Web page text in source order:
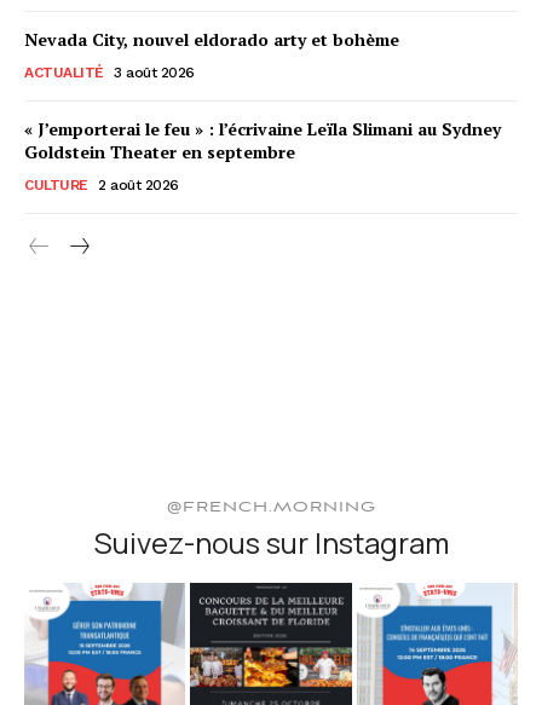
Nevada City, nouvel eldorado arty et bohème
ACTUALITÉ 3 août 2026
« J’emporterai le feu » : l’écrivaine Leïla Slimani au Sydney
Goldstein Theater en septembre
CULTURE 2 août 2026
@FRENCH.MORNING
Suivez-nous sur Instagram